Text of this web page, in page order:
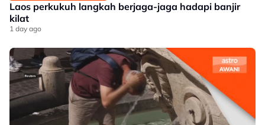
Laos perkukuh langkah berjaga-jaga hadapi banjir
kilat
1 day ago